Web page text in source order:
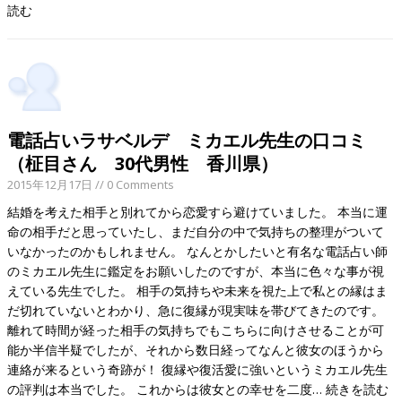
読む
電話占いラサベルデ ミカエル先生の口コミ
（柾目さん 30代男性 香川県）
2015年12月17日 // 0 Comments
結婚を考えた相手と別れてから恋愛すら避けていました。 本当に運
命の相手だと思っていたし、まだ自分の中で気持ちの整理がついて
いなかったのかもしれません。 なんとかしたいと有名な電話占い師
のミカエル先生に鑑定をお願いしたのですが、本当に色々な事が視
えている先生でした。 相手の気持ちや未来を視た上で私との縁はま
だ切れていないとわかり、急に復縁が現実味を帯びてきたのです。
離れて時間が経った相手の気持ちでもこちらに向けさせることが可
能か半信半疑でしたが、それから数日経ってなんと彼女のほうから
連絡が来るという奇跡が！ 復縁や復活愛に強いというミカエル先生
の評判は本当でした。 これからは彼女との幸せを二度…続きを読む